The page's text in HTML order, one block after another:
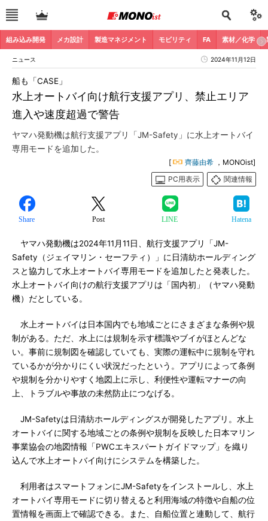
組み込み開発 メカ設計 製造マネジメント モビリティ FA 素材／化学
ニュース 2024年11月12日
水上オートバイ向け航行支援アプリ、禁止エリア
進入や速度超過で警告
船も「CASE」
ヤマハ発動機は航行支援アプリ「JM-Safety」に水上オートバイ
専用モードを追加した。
[ 齊藤由希 ，MONOist]
PC用表示
関連情報
Share Post LINE Hatena
ヤマハ発動機は2024年11月11日、航行支援アプリ「JM-
Safety（ジェイマリン・セーフティ）」に日清紡ホールディング
スと協力して水上オートバイ専用モードを追加したと発表した。
水上オートバイ向けの航行支援アプリは「国内初」（ヤマハ発動
機）だとしている。
水上オートバイは日本国内でも地域ごとにさまざまな条例や規
制がある。ただ、水上には規制を示す標識やブイがほとんどな
い。事前に規制図を確認していても、実際の運転中に規制を守れ
ているかが分かりにくい状況だったという。アプリによって条例
や規制を分かりやすく地図上に示し、利便性や運転マナーの向
上、トラブルや事故の未然防止につなげる。
JM-Safetyは日清紡ホールディングスが開発したアプリ。水上
オートバイに関する地域ごとの条例や規制を反映した日本マリン
事業協会の地図情報「PWCエキスパートガイドマップ」を織り
込んで水上オートバイ向けにシステムを構築した。
利用者はスマートフォンにJM-Safetyをインストールし、水上
オートバイ専用モードに切り替えると利用海域の特徴や自船の位
置情報を画面上で確認できる。また、自船位置と連動して、航行